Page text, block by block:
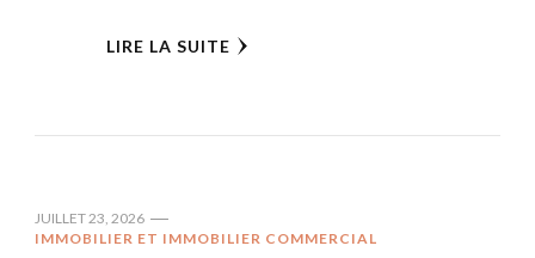
LIRE LA SUITE
JUILLET 23, 2026
IMMOBILIER ET IMMOBILIER COMMERCIAL